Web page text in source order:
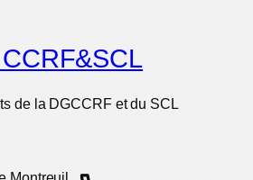
de la DGCCRF et du SCL